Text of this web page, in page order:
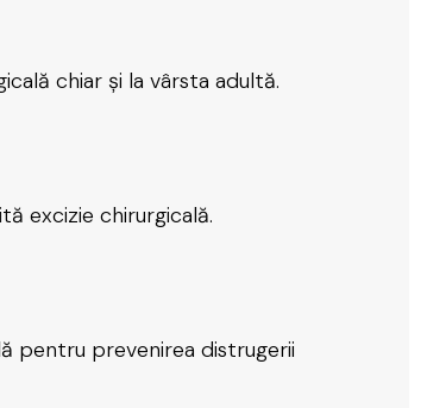
chiar și la vârsta adultă.
excizie chirurgicală.
pentru prevenirea distrugerii